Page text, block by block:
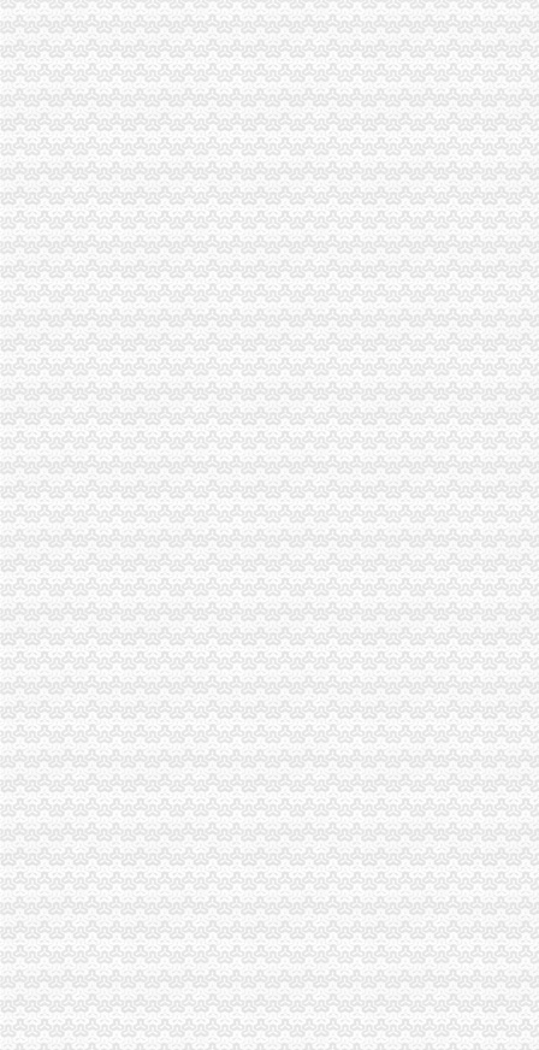
执法局联手市网监总队查获一起利用“钓鱼”重庆分公司注销网站销售侵商标专
执法局重庆营业执照注销深入推进建筑钢材专项整
波局重庆公司注销长到涪陵局调研